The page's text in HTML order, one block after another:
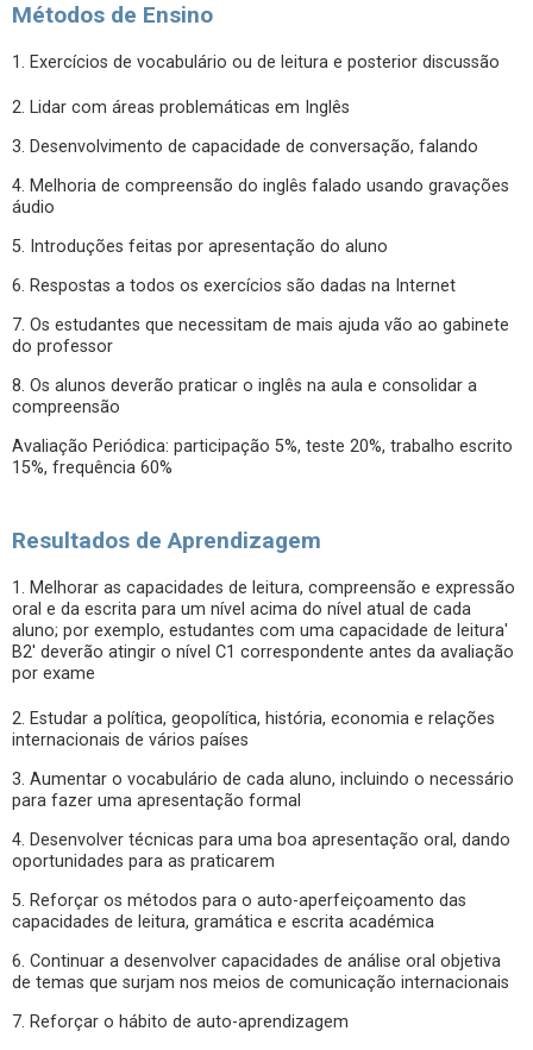
Métodos de Ensino
1. Exercícios de vocabulário ou de leitura e posterior discussão
2. Lidar com áreas problemáticas em Inglês
3. Desenvolvimento de capacidade de conversação, falando
4. Melhoria de compreensão do inglês falado usando gravações
áudio
5. Introduções feitas por apresentação do aluno
6. Respostas a todos os exercícios são dadas na Internet
7. Os estudantes que necessitam de mais ajuda vão ao gabinete
do professor
8. Os alunos deverão praticar o inglês na aula e consolidar a
compreensão
Avaliação Periódica: participação 5%, teste 20%, trabalho escrito
15%, frequência 60%
Resultados de Aprendizagem
1. Melhorar as capacidades de leitura, compreensão e expressão
oral e da escrita para um nível acima do nível atual de cada
aluno; por exemplo, estudantes com uma capacidade de leitura'
B2' deverão atingir o nível C1 correspondente antes da avaliação
por exame
2. Estudar a política, geopolítica, história, economia e relações
internacionais de vários países
3. Aumentar o vocabulário de cada aluno, incluindo o necessário
para fazer uma apresentação formal
4. Desenvolver técnicas para uma boa apresentação oral, dando
oportunidades para as praticarem
5. Reforçar os métodos para o auto-aperfeiçoamento das
capacidades de leitura, gramática e escrita académica
6. Continuar a desenvolver capacidades de análise oral objetiva
de temas que surjam nos meios de comunicação internacionais
7. Reforçar o hábito de auto-aprendizagem